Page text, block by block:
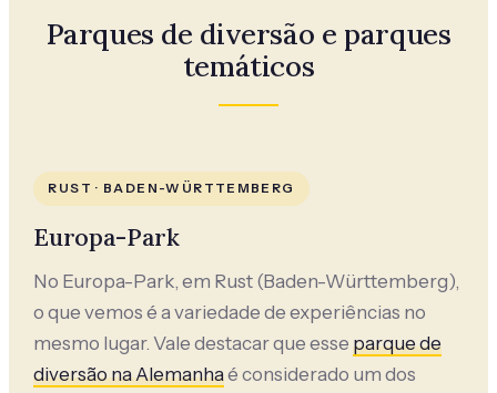
Parques de diversão e parques
temáticos
RUST · BADEN-WÜRTTEMBERG
Europa-Park
No Europa-Park, em Rust (Baden-Württemberg),
o que vemos é a variedade de experiências no
mesmo lugar. Vale destacar que esseparque de
diversão na Alemanhaé considerado um dos